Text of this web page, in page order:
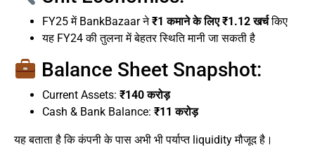
FY25 में BankBazaar ने₹1 कमाने के लिए ₹1.12 खर्चकिए
यह FY24 की तुलना में बेहतर स्थिति मानी जा सकती है
Balance Sheet Snapshot:
Current Assets: ₹140 करोड़
Cash & Bank Balance: ₹11 करोड़
यह बताता है कि कंपनी के पास अभी भी पर्याप्त liquidity मौजूद है।